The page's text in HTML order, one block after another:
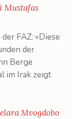
Mustafas
FAZ: »Diese
der
Berge
im Irak zeigt
Mvogdobo